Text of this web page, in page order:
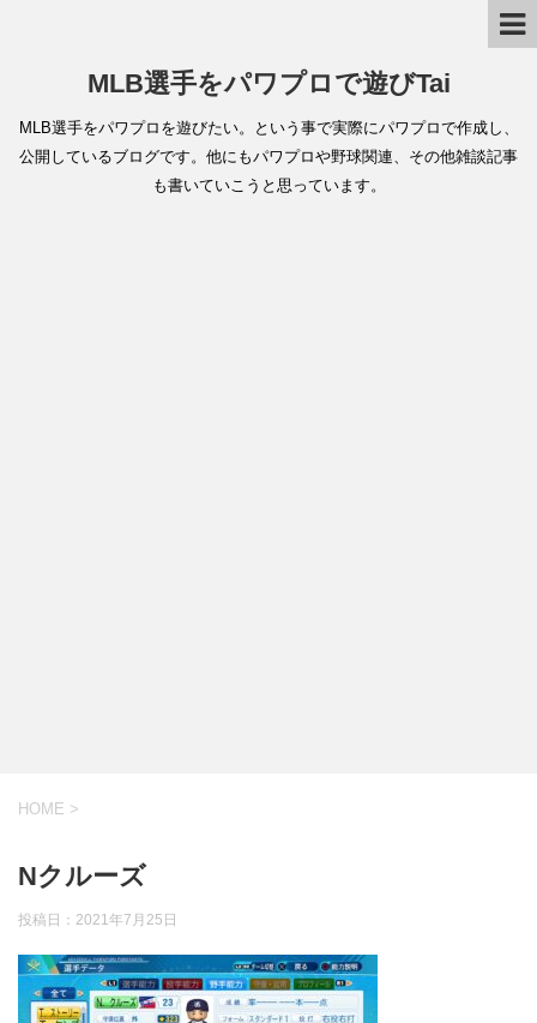
MLB選手をパワプロで遊びTai
MLB選手をパワプロを遊びたい。という事で実際にパワプロで作成し、
公開しているブログです。他にもパワプロや野球関連、その他雑談記事
も書いていこうと思っています。
HOME >
Nクルーズ
投稿日： 2021年7月25日